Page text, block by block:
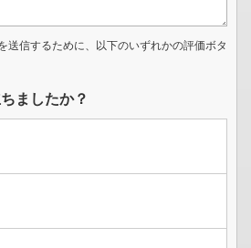
送信するために、以下のいずれかの評価ボタ
ましたか？